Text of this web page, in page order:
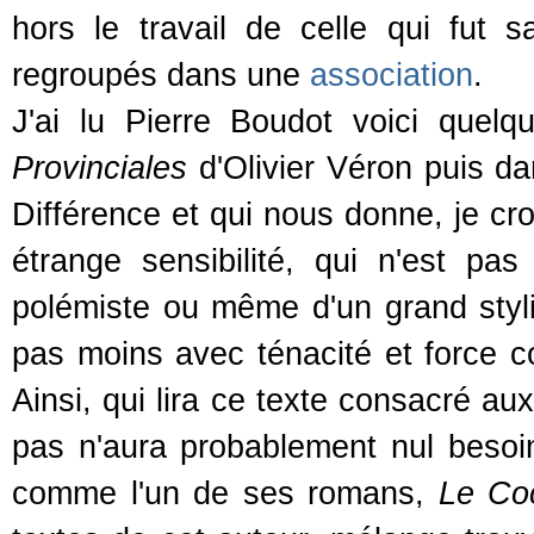
hors le travail de celle qui fut
regroupés dans une association.
J'ai lu Pierre Boudot voici
Provinciales d'Olivier Véron puis
Différence et qui nous donne, je
étrange sensibilité, qui n'est
polémiste ou même d'un grand
pas moins avec ténacité et force
Ainsi, qui lira ce texte consacré
pas n'aura probablement nul
comme l'un de ses romans, Le